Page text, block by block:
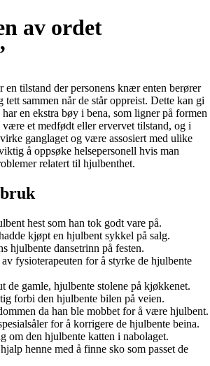
av ordet
en tilstand der personens knær enten berører
tett sammen når de står oppreist. Dette kan gi
en ekstra bøy i bena, som ligner på formen
et medfødt eller ervervet tilstand, og i
ganglaget og være assosiert med ulike
å oppsøke helsepersonell hvis man
relatert til hjulbenthet.
hest som han tok godt vare på.
kjøpt en hjulbent sykkel på salg.
hjulbente dansetrinn på festen.
fysioterapeuten for å styrke de hjulbente
de gamle, hjulbente stolene på kjøkkenet.
forbi den hjulbente bilen på veien.
da han ble mobbet for å være hjulbent.
for å korrigere de hjulbente beina.
om den hjulbente katten i nabolaget.
henne med å finne sko som passet de